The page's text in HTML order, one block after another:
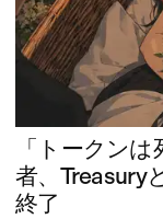
「トークン
者、Treasury
終了